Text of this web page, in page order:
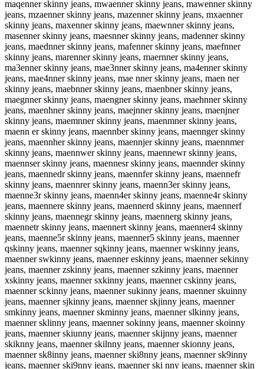
maqenner skinny jeans, mwaenner skinny jeans, mawenner skinny
jeans, mzaenner skinny jeans, mazenner skinny jeans, mxaenner
skinny jeans, maxenner skinny jeans, maewnner skinny jeans,
masenner skinny jeans, maesnner skinny jeans, madenner skinny
jeans, maednner skinny jeans, mafenner skinny jeans, maefnner
skinny jeans, marenner skinny jeans, maernner skinny jeans,
ma3enner skinny jeans, mae3nner skinny jeans, ma4enner skinny
jeans, mae4nner skinny jeans, mae nner skinny jeans, maen ner
skinny jeans, maebnner skinny jeans, maenbner skinny jeans,
maegnner skinny jeans, maengner skinny jeans, maehnner skinny
jeans, maenhner skinny jeans, maejnner skinny jeans, maenjner
skinny jeans, maemnner skinny jeans, maenmner skinny jeans,
maenn er skinny jeans, maennber skinny jeans, maennger skinny
jeans, maennher skinny jeans, maennjer skinny jeans, maennmer
skinny jeans, maennwer skinny jeans, maennewr skinny jeans,
maennser skinny jeans, maennesr skinny jeans, maennder skinny
jeans, maennedr skinny jeans, maennfer skinny jeans, maennefr
skinny jeans, maennrer skinny jeans, maenn3er skinny jeans,
maenne3r skinny jeans, maenn4er skinny jeans, maenne4r skinny
jeans, maennere skinny jeans, maennerd skinny jeans, maennerf
skinny jeans, maennegr skinny jeans, maennerg skinny jeans,
maennetr skinny jeans, maennert skinny jeans, maenner4 skinny
jeans, maenne5r skinny jeans, maenner5 skinny jeans, maenner
qskinny jeans, maenner sqkinny jeans, maenner wskinny jeans,
maenner swkinny jeans, maenner eskinny jeans, maenner sekinny
jeans, maenner zskinny jeans, maenner szkinny jeans, maenner
xskinny jeans, maenner sxkinny jeans, maenner cskinny jeans,
maenner sckinny jeans, maenner sukinny jeans, maenner skuinny
jeans, maenner sjkinny jeans, maenner skjinny jeans, maenner
smkinny jeans, maenner skminny jeans, maenner slkinny jeans,
maenner sklinny jeans, maenner sokinny jeans, maenner skoinny
jeans, maenner skiunny jeans, maenner skijnny jeans, maenner
skiknny jeans, maenner skilnny jeans, maenner skionny jeans,
maenner sk8inny jeans, maenner ski8nny jeans, maenner sk9inny
jeans, maenner ski9nny jeans, maenner ski nny jeans, maenner skin